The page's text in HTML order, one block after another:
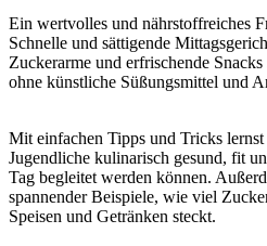
Ein wertvolles und nährstoffreiches
Schnelle und sättigende
Zuckerarme und erfrischende
ohne künstliche Süßungsmittel und
Mit einfachen Tipps und Tricks
Jugendliche kulinarisch gesund, fit
Tag begleitet werden können.
spannender Beispiele, wie viel
Speisen und Getränken steckt.